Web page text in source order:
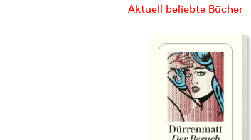
Aktuell beliebte Bücher